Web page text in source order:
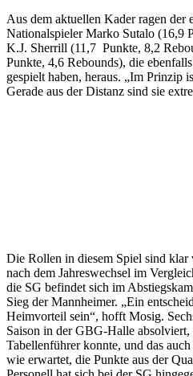
Aus dem aktuellen Kader ragen der
Nationalspieler Marko Sutalo (16,9
K.J. Sherrill (11,7 Punkte, 8,2
Punkte, 4,6 Rebounds), die
gespielt haben, heraus. „Im Prinzip
Gerade aus der Distanz sind sie
Die Rollen in diesem Spiel sind
nach dem Jahreswechsel im
die SG befindet sich im
Sieg der Mannheimer. „Ein
Heimvorteil sein“, hofft Mosig.
Saison in der GBG-Halle absolviert,
Tabellenführer konnte, und das
wie erwartet, die Punkte aus der